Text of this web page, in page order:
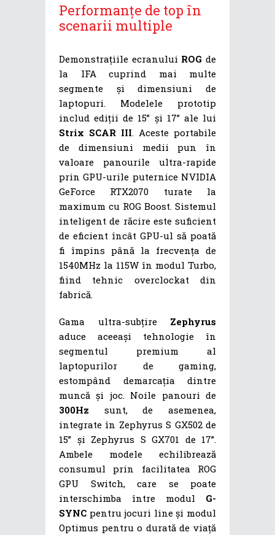
Performanțe de top în
scenarii multiple
Demonstrațiile ecranului ROG de
la IFA cuprind mai multe
segmente și dimensiuni de
laptopuri. Modelele prototip
includ ediții de 15” și 17” ale lui
Strix SCAR III. Aceste portabile
de dimensiuni medii pun în
valoare panourile ultra-rapide
prin GPU-urile puternice NVIDIA
GeForce RTX2070 turate la
maximum cu ROG Boost. Sistemul
inteligent de răcire este suficient
de eficient încât GPU-ul să poată
fi împins până la frecvența de
1540MHz la 115W în modul Turbo,
fiind tehnic overclockat din
fabrică.
Gama ultra-subțire Zephyrus
aduce aceeași tehnologie în
segmentul premium al
laptopurilor de gaming,
estompând demarcația dintre
muncă și joc. Noile panouri de
300Hz sunt, de asemenea,
integrate în Zephyrus S GX502 de
15” și Zephyrus S GX701 de 17”.
Ambele modele echilibrează
consumul prin facilitatea ROG
GPU Switch, care se poate
interschimba între modul G-
SYNC pentru jocuri line și modul
Optimus pentru o durată de viață